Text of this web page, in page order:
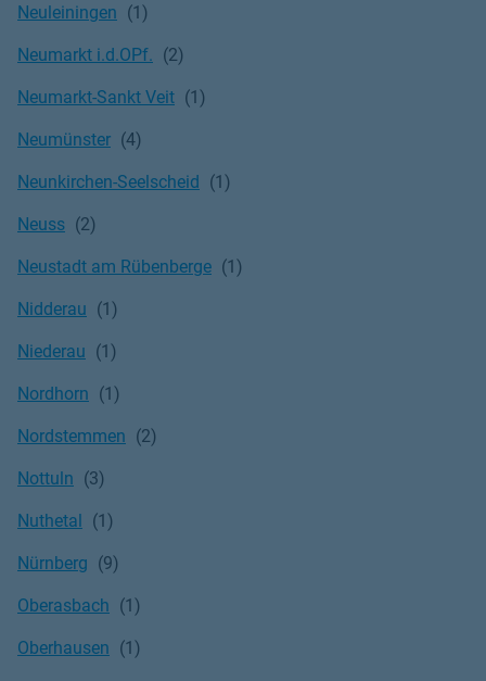
Neuleiningen
Neumarkt i.d.OPf.
Neumarkt-Sankt Veit
Neumünster
Neunkirchen-Seelscheid
Neuss
Neustadt am Rübenberge
Nidderau
Niederau
Nordhorn
Nordstemmen
Nottuln
Nuthetal
Nürnberg
Oberasbach
Oberhausen